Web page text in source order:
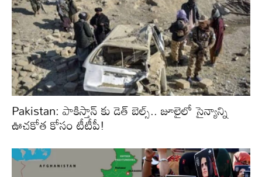
Pakistan: పాకిస్తాన్‌ కు డెత్ బెల్స్.. జూలైలో సైన్యాన్ని
ఊచకోత కోసం టీటీపీ!